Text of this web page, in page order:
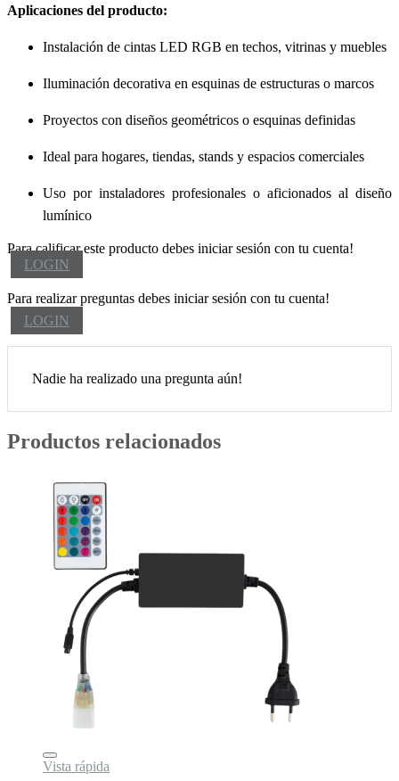
Aplicaciones del producto:
Instalación de cintas LED RGB en techos, vitrinas y muebles
Iluminación decorativa en esquinas de estructuras o marcos
Proyectos con diseños geométricos o esquinas definidas
Ideal para hogares, tiendas, stands y espacios comerciales
Uso por instaladores profesionales o aficionados al diseño
lumínico
Para calificar este producto debes iniciar sesión con tu cuenta!
LOGIN
Para realizar preguntas debes iniciar sesión con tu cuenta!
LOGIN
Nadie ha realizado una pregunta aún!
Productos relacionados
Vista rápida